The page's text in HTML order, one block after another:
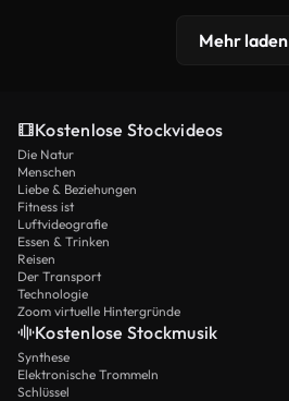
Mehr laden
Kostenlose Stockvideos
Die Natur
Menschen
Liebe & Beziehungen
Fitness ist
Luftvideografie
Essen & Trinken
Reisen
Der Transport
Technologie
Zoom virtuelle Hintergründe
Kostenlose Stockmusik
Synthese
Elektronische Trommeln
Schlüssel